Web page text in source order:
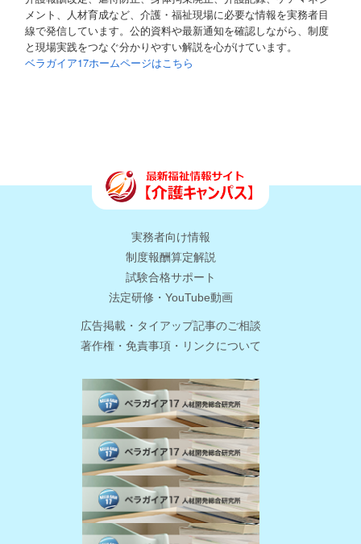
メント、人材育成など、介護・福祉現場に必要な情報を実務者目
線で発信しています。公的資料や最新通知を確認しながら、制度
と現場実践をつなぐ分かりやすい解説を心がけています。
ベラガイア17ホームページはこちら
実務者向け情報
制度報酬算定解説
試験合格サポート
法定研修・YouTube動画
広告掲載・タイアップ記事のご相談
著作権・免責事項・リンクについて